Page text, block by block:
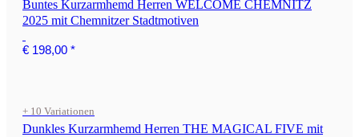
Buntes Kurzarmhemd Herren WELCOME CHEMNITZ
2025 mit Chemnitzer Stadtmotiven
€ 198,00 *
+ 10 Variationen
Dunkles Kurzarmhemd Herren THE MAGICAL FIVE mit